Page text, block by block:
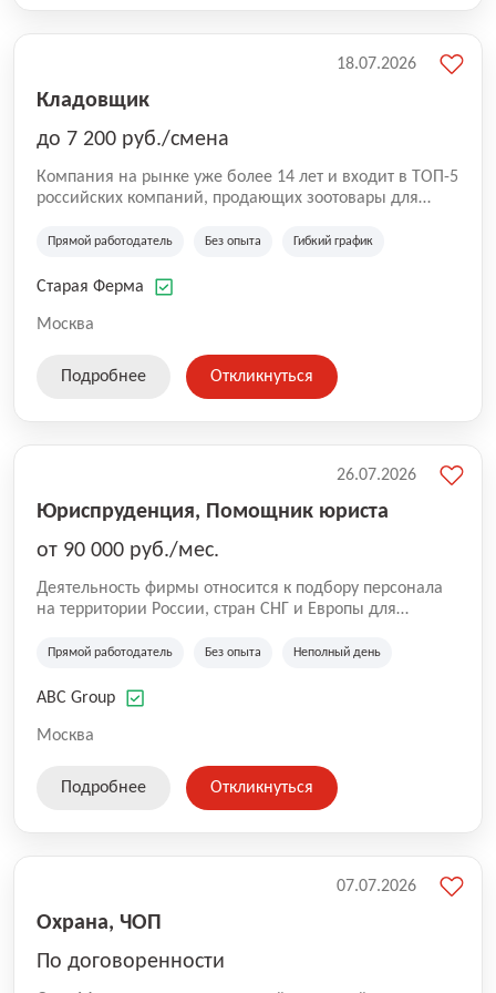
Кладовщик
до 7 200 руб./смена
Компания на рынке уже более 14 лет и входит в ТОП-5
российских компаний, продающих зоотовары для
компания владеет 5 розничными магазинами, а также
России (Wildberries, Ozon, Яндекс. Маркет и
на глобальной доставке товаров по всей территории
SKU, премиальные бренды кормов и собственные
Прямой работодатель Без опыта Гибкий график
Старая Ферма
Москва
18.07.2026
Подробнее Откликнуться
Юриспруденция, Помощник юриста
от 90 000 руб./мес.
Деятельность фирмы относится к подбору персонала
на территории России, стран СНГ и Европы для
культуре и развлечениям, информационным
Прямой работодатель Без опыта Неполный день
ABC Group
Москва
26.07.2026
Подробнее Откликнуться
Охрана, ЧОП
По договоренности
07.07.2026